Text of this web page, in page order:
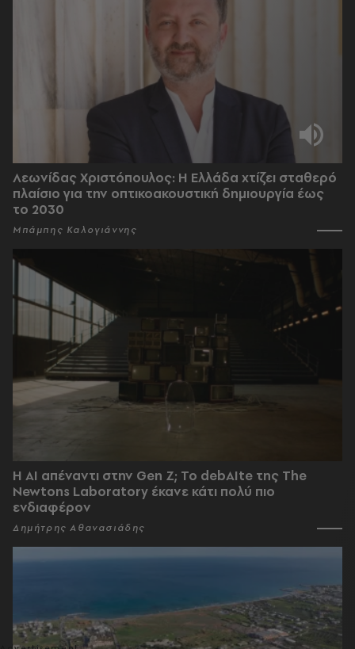
Λεωνίδας Χριστόπουλος: Η Ελλάδα χτίζει σταθερό
πλαίσιο για την οπτικοακουστική δημιουργία έως
το 2030
Μπάμπης Καλογιάννης
Η AI απέναντι στην Gen Z; Το debAIte της The
Newtons Laboratory έκανε κάτι πολύ πιο
ενδιαφέρον
Δημήτρης Αθανασιάδης